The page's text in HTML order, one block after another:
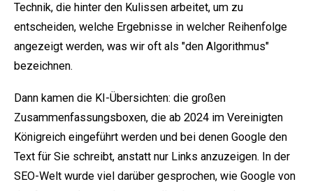
Technik, die hinter den Kulissen arbeitet, um zu
entscheiden, welche Ergebnisse in welcher Reihenfolge
angezeigt werden, was wir oft als "den Algorithmus"
bezeichnen.
Dann kamen die KI-Übersichten: die großen
Zusammenfassungsboxen, die ab 2024 im Vereinigten
Königreich eingeführt werden und bei denen Google den
Text für Sie schreibt, anstatt nur Links anzuzeigen. In der
SEO-Welt wurde viel darüber gesprochen, wie Google von